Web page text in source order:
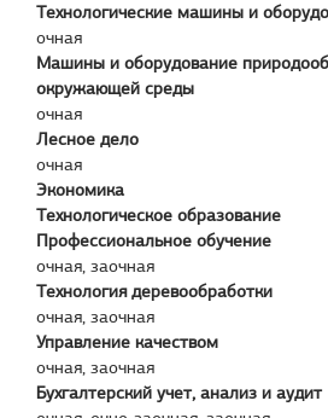
Технологические машины и
очная
Машины и оборудование
окружающей среды
очная
Лесное дело
очная
Экономика
Технологическое образование
Профессиональное обучение
очная, заочная
Технология деревообработки
очная, заочная
Управление качеством
очная, заочная
Бухгалтерский учет, анализ и аудит